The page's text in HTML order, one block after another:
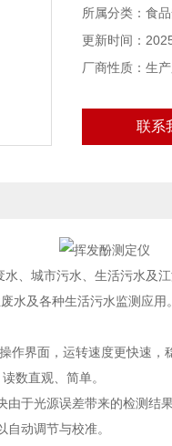
所属分类：食
更新时间：
厂商性质：生
联系
、城市污水、生活污水及
水及各种生活污水监测应用。
界面，运转速度更快速，
数直观、简单。
光源误差带来的检测结果
动调节与校准。